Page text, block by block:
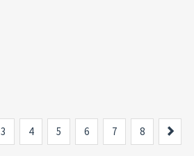
3 4 5 6 7 8